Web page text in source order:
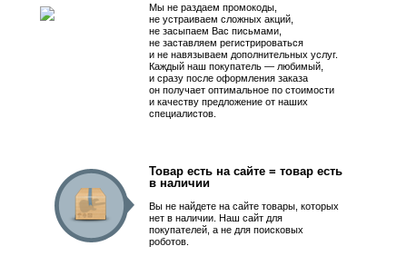
Мы не раздаем промокоды,
не устраиваем сложных акций,
не засыпаем Вас письмами,
не заставляем регистрироваться
и не навязываем дополнительных услуг.
Каждый наш покупатель — любимый,
и сразу после оформления заказа
он получает оптимальное по стоимости
и качеству предложение от наших
специалистов.
Товар есть на сайте = товар есть
в наличии
Вы не найдете на сайте товары, которых
нет в наличии. Наш сайт для
покупателей, а не для поисковых
роботов.